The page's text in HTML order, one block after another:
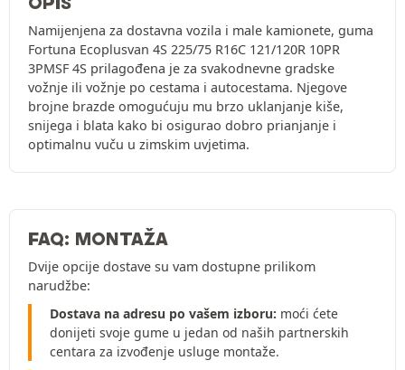
Namijenjena za dostavna vozila i male kamionete, guma
Fortuna Ecoplusvan 4S 225/75 R16C 121/120R 10PR
3PMSF 4S prilagođena je za svakodnevne gradske
vožnje ili vožnje po cestama i autocestama. Njegove
brojne brazde omogućuju mu brzo uklanjanje kiše,
snijega i blata kako bi osigurao dobro prianjanje i
optimalnu vuču u zimskim uvjetima.
FAQ: MONTAŽA
Dvije opcije dostave su vam dostupne prilikom
narudžbe:
Dostava na adresu po vašem izboru: moći ćete
donijeti svoje gume u jedan od naših partnerskih
centara za izvođenje usluge montaže.